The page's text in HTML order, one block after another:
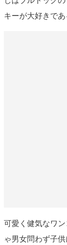
キーが大好きであ
可愛く健気なワ
ゃ男女問わず子